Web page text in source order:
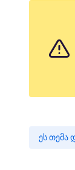
ეს თემა